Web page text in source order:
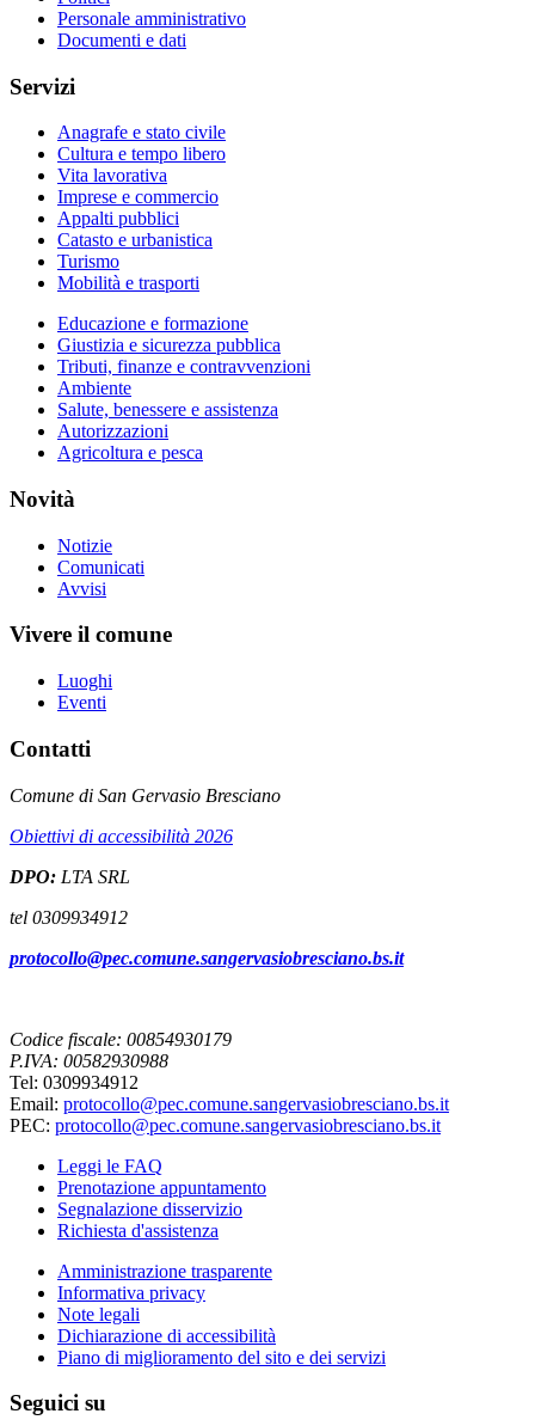
Personale amministrativo
Documenti e dati
Servizi
Anagrafe e stato civile
Cultura e tempo libero
Vita lavorativa
Imprese e commercio
Appalti pubblici
Catasto e urbanistica
Turismo
Mobilità e trasporti
Educazione e formazione
Giustizia e sicurezza pubblica
Tributi, finanze e contravvenzioni
Ambiente
Salute, benessere e assistenza
Autorizzazioni
Agricoltura e pesca
Novità
Notizie
Comunicati
Avvisi
Vivere il comune
Luoghi
Eventi
Contatti
Comune di San Gervasio Bresciano
Obiettivi di accessibilità 2026
DPO: LTA SRL
tel 0309934912
protocollo@pec.comune.sangervasiobresciano.bs.it
Codice fiscale: 00854930179
P.IVA: 00582930988
Tel: 0309934912
Email: protocollo@pec.comune.sangervasiobresciano.bs.it
PEC: protocollo@pec.comune.sangervasiobresciano.bs.it
Leggi le FAQ
Prenotazione appuntamento
Segnalazione disservizio
Richiesta d'assistenza
Amministrazione trasparente
Informativa privacy
Note legali
Dichiarazione di accessibilità
Piano di miglioramento del sito e dei servizi
Seguici su